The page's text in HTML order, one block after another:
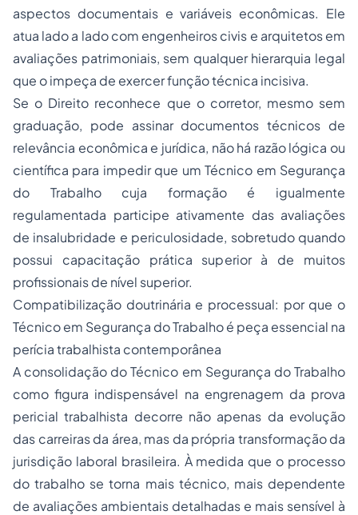
aspectos documentais e variáveis econômicas. Ele
atua lado a lado com engenheiros civis e arquitetos em
avaliações patrimoniais, sem qualquer hierarquia legal
que o impeça de exercer função técnica incisiva.
Se o Direito reconhece que o corretor, mesmo sem
graduação, pode assinar documentos técnicos de
relevância econômica e jurídica, não há razão lógica ou
científica para impedir que um Técnico em Segurança
do Trabalho cuja formação é igualmente
regulamentada participe ativamente das avaliações
de insalubridade e periculosidade, sobretudo quando
possui capacitação prática superior à de muitos
profissionais de nível superior.
Compatibilização doutrinária e processual: por que o
Técnico em Segurança do Trabalho é peça essencial na
perícia trabalhista contemporânea
A consolidação do Técnico em Segurança do Trabalho
como figura indispensável na engrenagem da prova
pericial trabalhista decorre não apenas da evolução
das carreiras da área, mas da própria transformação da
jurisdição laboral brasileira. À medida que o processo
do trabalho se torna mais técnico, mais dependente
de avaliações ambientais detalhadas e mais sensível à